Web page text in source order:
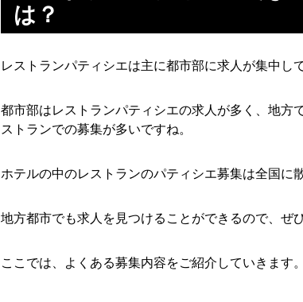
は？
レストランパティシエは主に都市部に求人が集中し
都市部はレストランパティシエの求人が多く、地方
ストランでの募集が多いですね。
ホテルの中のレストランのパティシエ募集は全国に
地方都市でも求人を見つけることができるので、ぜ
ここでは、よくある募集内容をご紹介していきます。